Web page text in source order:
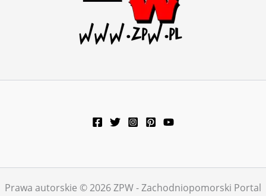
Prawa autorskie © 2026 ZPW - Zachodniopomorski Portal